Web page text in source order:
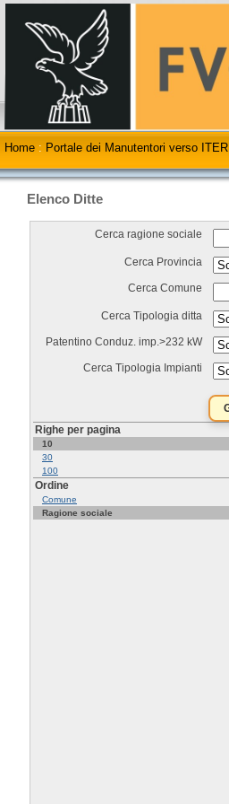
Home : Portale dei Manutentori verso ITER
Elenco Ditte
Cerca ragione sociale
Cerca Provincia
Cerca Comune
Cerca Tipologia ditta
Patentino Conduz. imp.>232 kW
Cerca Tipologia Impianti
Righe per pagina
10
30
100
Ordine
Comune
Ragione sociale